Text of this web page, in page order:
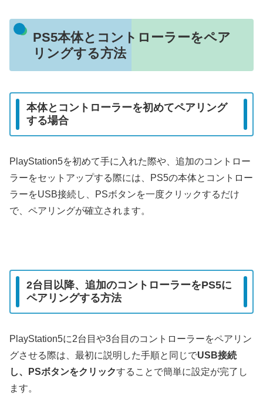
PS5本体とコントローラーをペア
リングする方法
本体とコントローラーを初めてペアリング
する場合
PlayStation5を初めて手に入れた際や、追加のコントロー
ラーをセットアップする際には、PS5の本体とコントロー
ラーをUSB接続し、PSボタンを一度クリックするだけ
で、ペアリングが確立されます。
2台目以降、追加のコントローラーをPS5に
ペアリングする方法
PlayStation5に2台目や3台目のコントローラーをペアリン
グさせる際は、最初に説明した手順と同じでUSB接続
し、PSボタンをクリックすることで簡単に設定が完了し
ます。